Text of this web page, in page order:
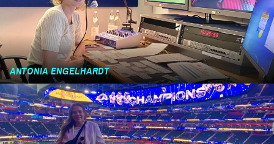
ANTONIA ENGELHARDT